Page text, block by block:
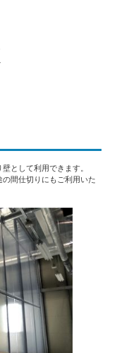
として利用できます。
間仕切りにもご利用いた